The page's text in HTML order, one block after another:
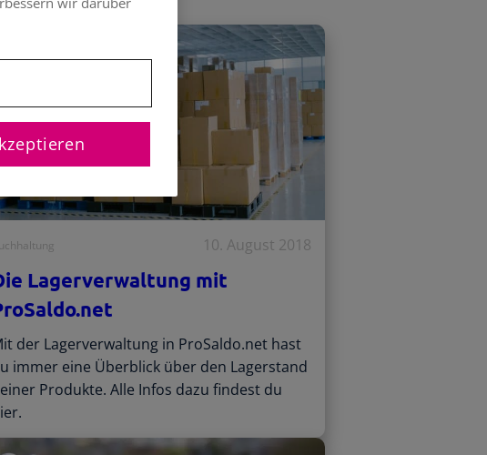
10. August 2018
Lagerverwaltung mit
der Lagerverwaltung in ProSaldo.net hast
immer eine Überblick über den Lagerstand
Produkte. Alle Infos dazu findest du